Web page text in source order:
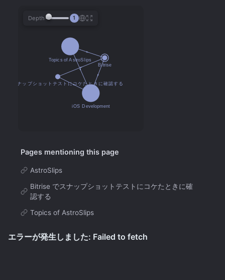
Depth 1
Pages mentioning this page
AstroSlips
Bitrise でスナップショットテストにコケたときに確
認する
Topics of AstroSlips